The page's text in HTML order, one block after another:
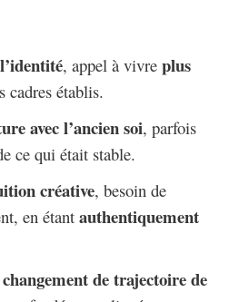
, appel à vivre plus
cadres établis.
avec l’ancien soi, parfois
ce qui était stable.
créative, besoin de
en étant authentiquement
changement de trajectoire de